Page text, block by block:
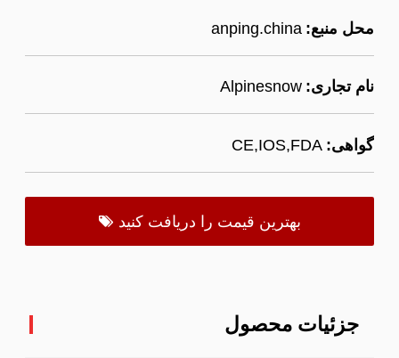
محل منبع: anping.china
نام تجاری: Alpinesnow
گواهی: CE,IOS,FDA
بهترین قیمت را دریافت کنید
جزئیات محصول